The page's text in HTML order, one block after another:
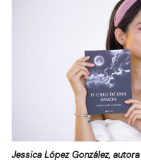
Jessica López González,